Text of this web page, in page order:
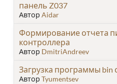
панель Z037
Автор Aidar
Формирование отчета
контроллера
Автор DmitriAndreev
Загрузка программы bin
Автор Tyumentsev